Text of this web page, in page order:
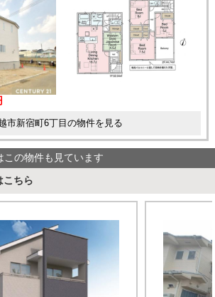
市新宿町6丁目の物件を見る
この物件も見ています
こちら